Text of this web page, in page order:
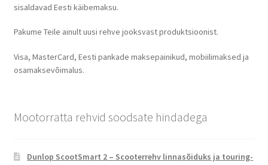
sisaldavad Eesti käibemaksu.
Pakume Teile ainult uusi rehve jooksvast produktsioonist.
Visa, MasterCard, Eesti pankade maksepainikud, mobiilimaksed ja
osamaksevõimalus.
Mootorratta rehvid soodsate hindadega
Dunlop ScootSmart 2 – Scooterrehv linnasõiduks ja touring-